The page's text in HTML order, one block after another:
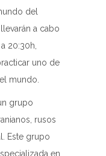
del
a cabo
20:30h,
uno de
mundo.
grupo
rusos
Este grupo
en